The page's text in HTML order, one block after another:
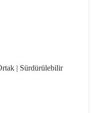
| Sürdürülebilir